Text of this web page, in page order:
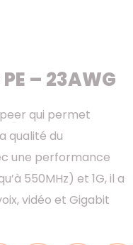
– 23AWG
qui permet
qualité du
une performance
550MHz) et 1G, il a
vidéo et Gigabit